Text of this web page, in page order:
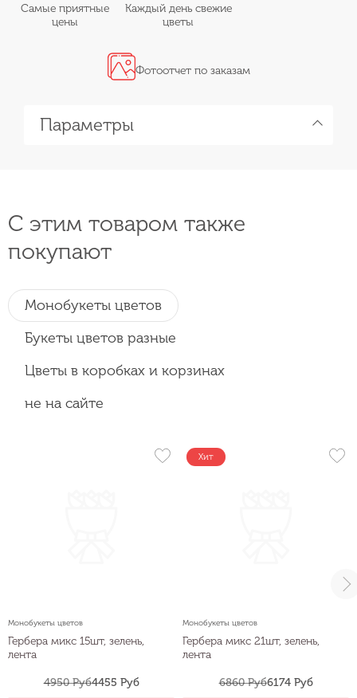
Самые приятные
цены
Каждый день свежие
цветы
Фотоотчет по заказам
Параметры
С этим товаром также
покупают
Монобукеты цветов
Букеты цветов разные
Цветы в коробках и корзинах
не на сайте
Монобукеты цветов
Гербера микс 15шт, зелень,
лента
4950 Руб4455 Руб
Хит
Монобукеты цветов
Гербера микс 21шт, зелень,
лента
6860 Руб6174 Руб